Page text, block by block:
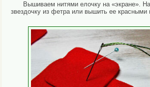
Вышиваем нитями елочку на «экране».
звездочку из фетра или вышить ее